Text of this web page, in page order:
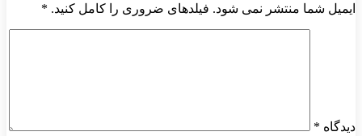
ایمیل شما منتشر نمی شود. فیلدهای ضروری را کامل کنید. *
دیدگاه *